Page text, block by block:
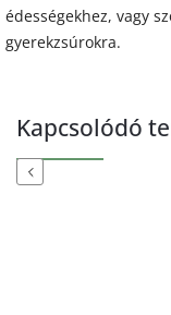
édességekhez, vagy
gyerekzsúrokra.
Kapcsolódó
Previous